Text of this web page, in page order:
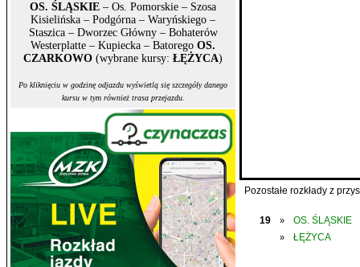
OS. ŚLĄSKIE – Os. Pomorskie – Szosa
Kisielińska – Podgórna – Waryńskiego –
Staszica – Dworzec Główny – Bohaterów
Westerplatte – Kupiecka – Batorego OS.
CZARKOWO (wybrane kursy: ŁĘŻYCA)
Po kliknięciu w godzinę odjazdu wyświetlą się szczegóły danego
kursu w tym również trasa przejazdu.
Pozostałe rozkłady z
19 » OS. ŚLĄSKIE
» ŁĘŻYCA